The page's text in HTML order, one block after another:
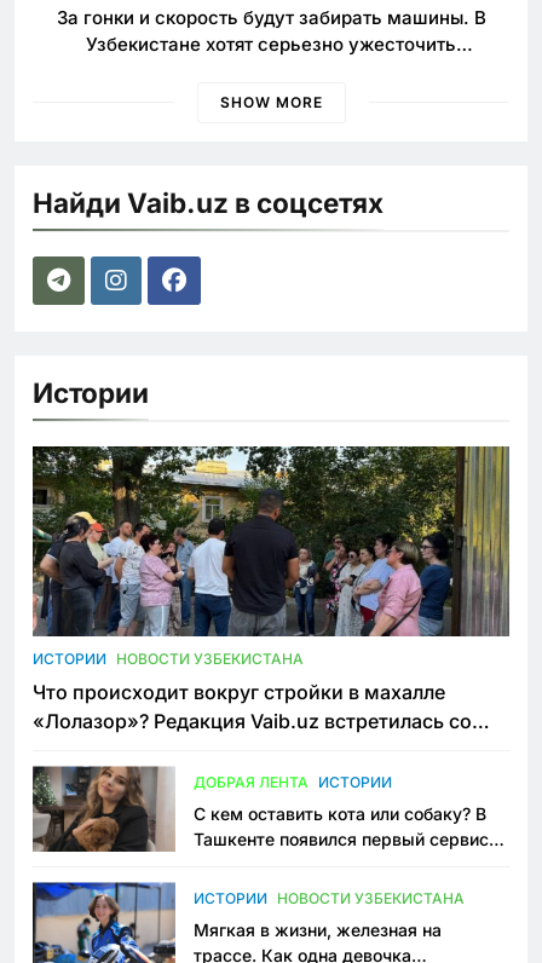
За гонки и скорость будут забирать машины. В
Узбекистане хотят серьезно ужесточить
SHOW MORE
Найди Vaib.uz в соцсетях
Истории
ИСТОРИИ НОВОСТИ УЗБЕКИСТАНА
Что происходит вокруг стройки в махалле
«Лолазор»? Редакция Vaib.uz встретилась со
ДОБРАЯ ЛЕНТА ИСТОРИИ
С кем оставить кота или собаку? В
Ташкенте появился первый сервис
ИСТОРИИ НОВОСТИ УЗБЕКИСТАНА
Мягкая в жизни, железная на
трассе. Как одна девочка